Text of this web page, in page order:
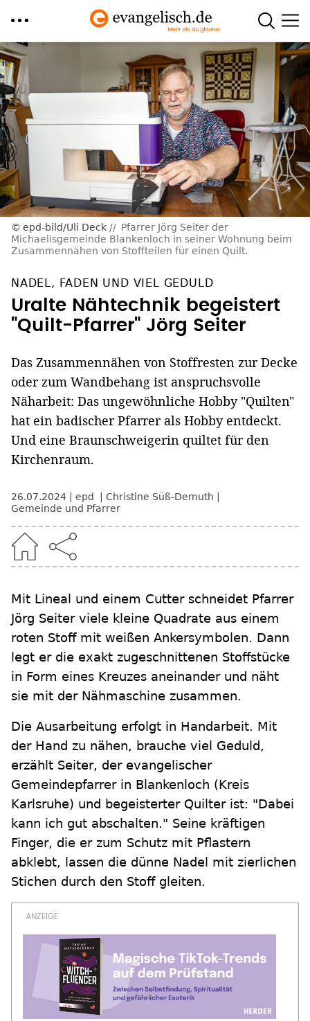
Direkt
zum
Inhalt
epd-bild/Uli Deck
Pfarrer Jörg Seiter der
Michaelisgemeinde Blankenloch in seiner Wohnung beim
Zusammennähen von Stoffteilen für einen Quilt.
NADEL, FADEN UND VIEL GEDULD
Uralte Nähtechnik begeistert
"Quilt-Pfarrer" Jörg Seiter
Das Zusammennähen von Stoffresten zur Decke
oder zum Wandbehang ist anspruchsvolle
Näharbeit: Das ungewöhnliche Hobby "Quilten"
hat ein badischer Pfarrer als Hobby entdeckt.
Und eine Braunschweigerin quiltet für den
Kirchenraum.
26.07.2024 epd
Christine Süß-Demuth
Gemeinde und Pfarrer
Mit Lineal und einem Cutter schneidet Pfarrer
Jörg Seiter viele kleine Quadrate aus einem
roten Stoff mit weißen Ankersymbolen. Dann
legt er die exakt zugeschnittenen Stoffstücke
in Form eines Kreuzes aneinander und näht
sie mit der Nähmaschine zusammen.
Die Ausarbeitung erfolgt in Handarbeit. Mit
der Hand zu nähen, brauche viel Geduld,
erzählt Seiter, der evangelischer
Gemeindepfarrer in Blankenloch (Kreis
Karlsruhe) und begeisterter Quilter ist: "Dabei
kann ich gut abschalten." Seine kräftigen
Finger, die er zum Schutz mit Pflastern
abklebt, lassen die dünne Nadel mit zierlichen
Stichen durch den Stoff gleiten.